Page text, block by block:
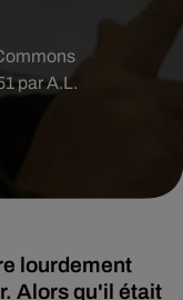
par A.L.
lourdement
Alors qu'il était